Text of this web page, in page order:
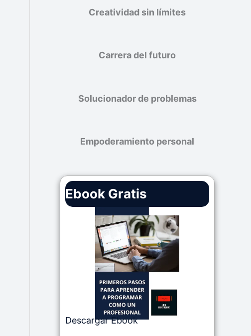
Creatividad sin límites
Carrera del futuro
Solucionador de problemas
Empoderamiento personal
Ebook Gratis
Descargar Ebook